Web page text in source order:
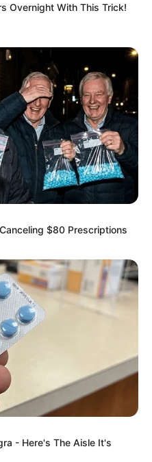
Revealed
— Here's Why
Overnight With This Trick!
$80 Prescriptions
- Here's The Aisle It's